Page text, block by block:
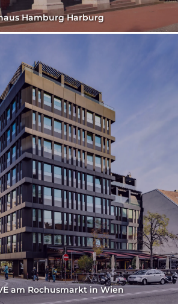
Hamburg Harburg
am Rochusmarkt in Wien